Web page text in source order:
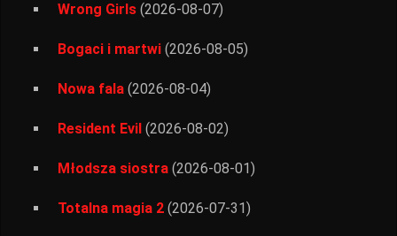
Wrong Girls (2026-08-07)
Bogaci i martwi (2026-08-05)
Nowa fala (2026-08-04)
Resident Evil (2026-08-02)
Młodsza siostra (2026-08-01)
Totalna magia 2 (2026-07-31)